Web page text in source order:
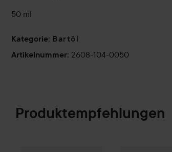
50 ml
Kategorie: Bartöl
Artikelnummer: 2608-104-0050
Produktempfehlungen